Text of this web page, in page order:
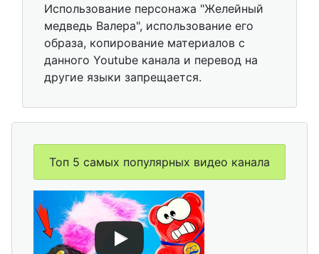
Использование персонажа "Желейный
медведь Валера", использование его
образа, копирование материалов с
данного Youtube канала и перевод на
другие языки запрещается.
Топ 5 самых популярных видео канала